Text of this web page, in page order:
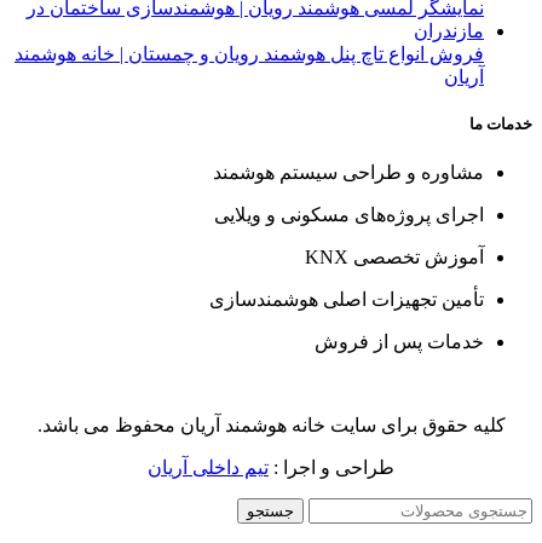
فروش انواع تاچ پنل هوشمند رویان و چمستان | خانه هوشمند
آریان
خدمات ما
مشاوره و طراحی سیستم هوشمند
اجرای پروژه‌های مسکونی و ویلایی
آموزش تخصصی KNX
تأمین تجهیزات اصلی هوشمندسازی
خدمات پس از فروش
کلیه حقوق برای سایت خانه هوشمند آریان محفوظ می باشد.
طراحی و اجرا : تیم داخلی آریان
جستجو